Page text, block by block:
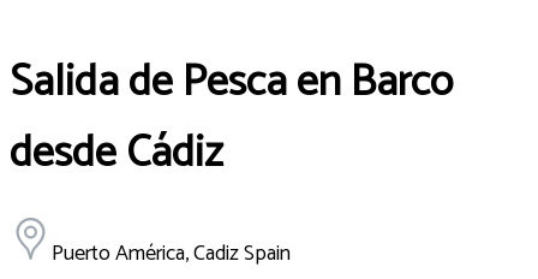
Salida de Pesca en Barco
desde Cádiz
Puerto América, Cadiz Spain